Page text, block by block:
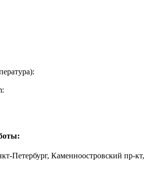
Петербург, Каменноостровский пр-кт,